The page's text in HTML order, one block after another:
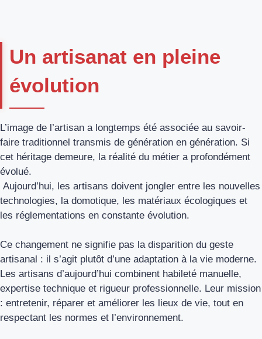
Un artisanat en pleine
évolution
L’image de l’artisan a longtemps été associée au savoir-
faire traditionnel transmis de génération en génération. Si
cet héritage demeure, la réalité du métier a profondément
évolué.
Aujourd’hui, les artisans doivent jongler entre les nouvelles
technologies, la domotique, les matériaux écologiques et
les réglementations en constante évolution.
Ce changement ne signifie pas la disparition du geste
artisanal : il s’agit plutôt d’une adaptation à la vie moderne.
Les artisans d’aujourd’hui combinent habileté manuelle,
expertise technique et rigueur professionnelle. Leur mission
: entretenir, réparer et améliorer les lieux de vie, tout en
respectant les normes et l’environnement.